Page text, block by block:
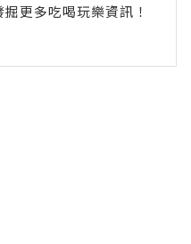
更多吃喝玩樂資訊！